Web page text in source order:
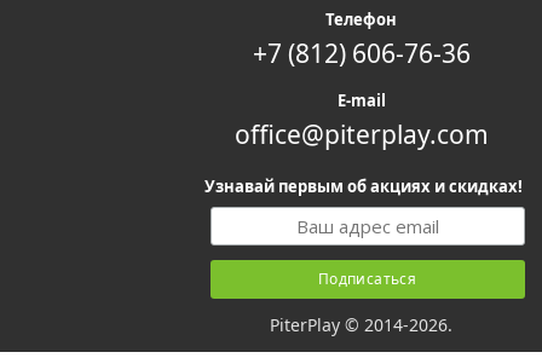
Телефон
+7 (812) 606-76-36
E-mail
office@piterplay.com
Узнавай первым об акциях и скидках!
PiterPlay © 2014-2026.